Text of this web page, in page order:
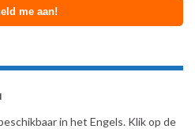
in het Engels. Klik op de